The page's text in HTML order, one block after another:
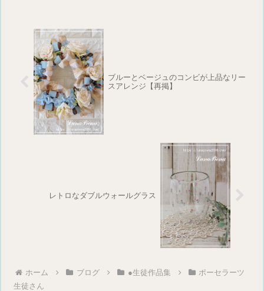
ブルーとベージュのコンビが上品なリー
スアレンジ【再掲】
レトロなダブルウォールグラス
ホーム ブログ ●生徒作品集
ポーセラーツ
生徒さん